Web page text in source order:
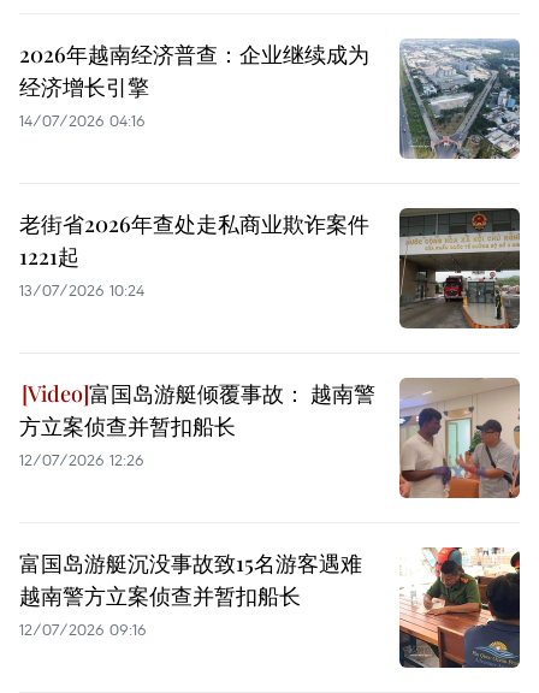
2026年越南经济普查：企业继续成为
经济增长引擎
14/07/2026 04:16
老街省2026年查处走私商业欺诈案件
1221起
13/07/2026 10:24
富国岛游艇倾覆事故： 越南警
方立案侦查并暂扣船长
12/07/2026 12:26
富国岛游艇沉没事故致15名游客遇难
越南警方立案侦查并暂扣船长
12/07/2026 09:16